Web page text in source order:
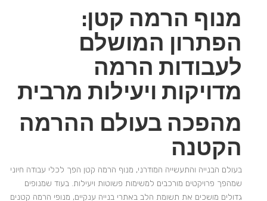
מנוף הרמה קטן:
הפתרון המושלם
לעבודות הרמה
מדויקות ויעילות מרבית
מהפכה בעולם ההרמה
הקטנה
בעולם הבנייה והתעשייה המודרני, מנוף הרמה קטן הפך לכלי עבודה חיוני
שמהפך פרויקטים מורכבים למשימות פשוטות ויעילות. בעוד שמנופים
גדולים מושכים את תשומת הלב באתרי בנייה ענקיים, מנופי הרמה קטנים